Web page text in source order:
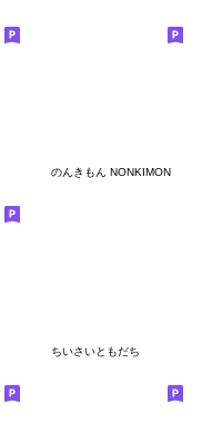
のんきもん NONKIMON
ちいさいともだち